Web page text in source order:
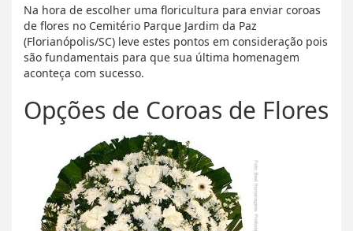
Na hora de escolher uma floricultura para enviar coroas
de flores no Cemitério Parque Jardim da Paz
(Florianópolis/SC) leve estes pontos em consideração pois
são fundamentais para que sua última homenagem
aconteça com sucesso.
Opções de Coroas de Flores